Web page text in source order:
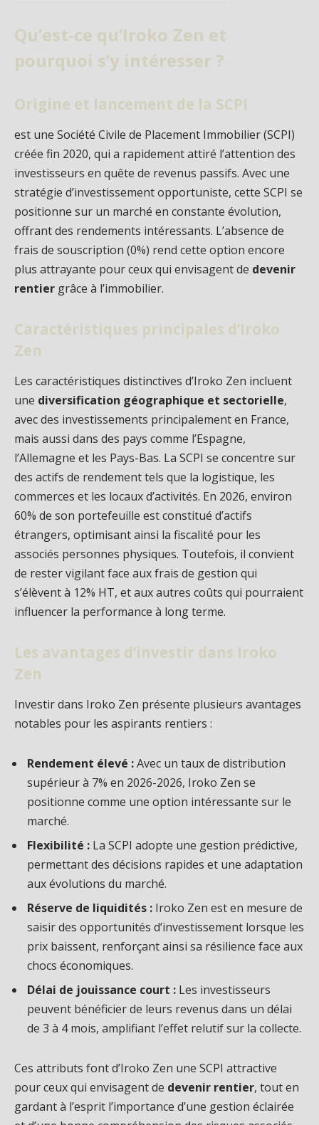
Qu’est-ce qu’Iroko Zen et
pourquoi s’y intéresser ?
Origine et lancement de la SCPI
est une Société Civile de Placement Immobilier (SCPI)
créée fin 2020, qui a rapidement attiré l’attention des
investisseurs en quête de revenus passifs. Avec une
stratégie d’investissement opportuniste, cette SCPI se
positionne sur un marché en constante évolution,
offrant des rendements intéressants. L’absence de
frais de souscription (0%) rend cette option encore
plus attrayante pour ceux qui envisagent de devenir
rentier grâce à l’immobilier.
Caractéristiques principales d’Iroko
Zen
Les caractéristiques distinctives d’Iroko Zen incluent
une diversification géographique et sectorielle,
avec des investissements principalement en France,
mais aussi dans des pays comme l’Espagne,
l’Allemagne et les Pays-Bas. La SCPI se concentre sur
des actifs de rendement tels que la logistique, les
commerces et les locaux d’activités. En 2026, environ
60% de son portefeuille est constitué d’actifs
étrangers, optimisant ainsi la fiscalité pour les
associés personnes physiques. Toutefois, il convient
de rester vigilant face aux frais de gestion qui
s’élèvent à 12% HT, et aux autres coûts qui pourraient
influencer la performance à long terme.
Les avantages d’investir dans Iroko
Zen
Investir dans Iroko Zen présente plusieurs avantages
notables pour les aspirants rentiers :
Rendement élevé :Avec un taux de distribution
supérieur à 7% en 2026-2026, Iroko Zen se
positionne comme une option intéressante sur le
marché.
Flexibilité : La SCPI adopte une gestion prédictive,
permettant des décisions rapides et une adaptation
aux évolutions du marché.
Réserve de liquidités : Iroko Zen est en mesure de
saisir des opportunités d’investissement lorsque les
prix baissent, renforçant ainsi sa résilience face aux
chocs économiques.
Délai de jouissance court : Les investisseurs
peuvent bénéficier de leurs revenus dans un délai
de 3 à 4 mois, amplifiant l’effet relutif sur la collecte.
Ces attributs font d’Iroko Zen une SCPI attractive
pour ceux qui envisagent de devenir rentier, tout en
gardant à l’esprit l’importance d’une gestion éclairée